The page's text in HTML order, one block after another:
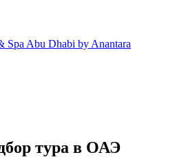
Spa Abu Dhabi by Anantara
тура в ОАЭ